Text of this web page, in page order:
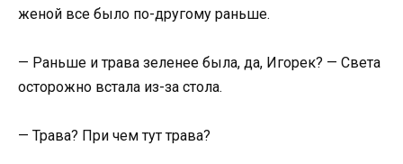
женой все было по-другому раньше.
— Раньше и трава зеленее была, да, Игорек? — Света
осторожно встала из-за стола.
— Трава? При чем тут трава?